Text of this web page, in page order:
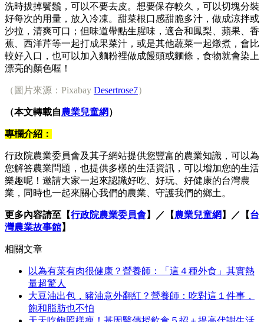
洗時拔掉鬢鬚，可以不要去皮。想要保存較久，可以切塊分裝
好每次的用量，放入冷凍。甜菜根口感甜脆多汁，做成涼拌或
沙拉，清爽可口；但味道帶點生腥味，適合和鳳梨、蘋果、香
蕉、西洋芹等一起打成果菜汁，或是其他蔬菜一起燉煮，會比
較好入口，也可以加入麵粉裡做成饅頭或麵條，食物就會染上
漂亮的顏色喔！
（圖片來源：Pixabay Desertrose7）
（本文轉載自農業兒童網 ）
專欄介紹：
行政院農業委員會及其子網站提供您豐富的農業知識，可以為
您解答農業問題，也提供多樣的生活資訊，可以增加您的生活
樂趣呢！邀請大家一起來認識好吃、好玩、好健康的台灣農
業，同時也一起來關心我們的農業、守護我們的鄉土。
更多內容請至【行政院農業委員會】／【農業兒童網 】／【台
灣農業故事館】
相關文章
以為有菜有肉很健康？營養師：「這４種外食」其實熱
量超驚人
大豆油出包，豬油意外翻紅？營養師：吃對這１件事，
飽和脂肪也不怕